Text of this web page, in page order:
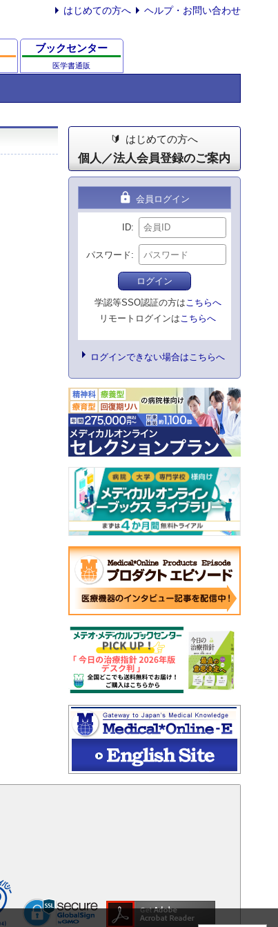
はじめての方へ ヘルプ・お問い合わせ
ブックセンター
医学書通販
はじめての方へ
個人／法人会員登録のご案内
lock 会員ログイン
ID
パスワード
ログイン
学認等SSO認証の方はこちらへ
リモートログインはこちらへ
ログインできない場合はこちらへ